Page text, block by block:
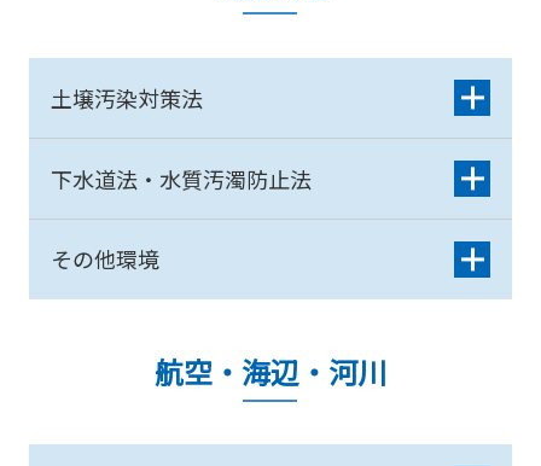
土壌汚染対策法
下水道法・水質汚濁防止法
その他環境
航空・海辺・河川